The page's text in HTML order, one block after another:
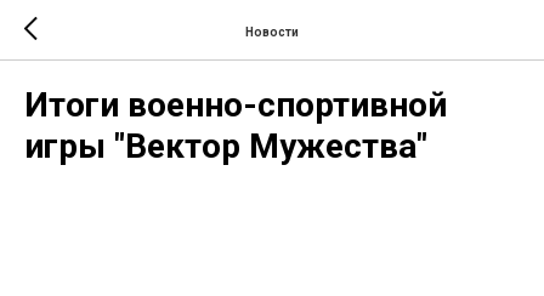
Новости
Итоги военно-спортивной
игры "Вектор Мужества"